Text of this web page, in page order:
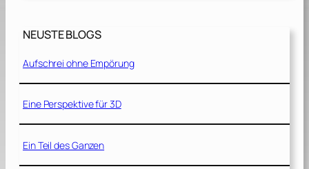
NEUSTE BLOGS
Aufschrei ohne Empörung
Eine Perspektive für 3D
Ein Teil des Ganzen